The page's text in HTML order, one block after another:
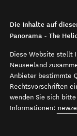
Die Inhalte auf
Panorama - The
Diese Website stellt
Neuseeland
Anbieter bestimmte
Rechtsvorschriften
wenden Sie sich
Informationen: